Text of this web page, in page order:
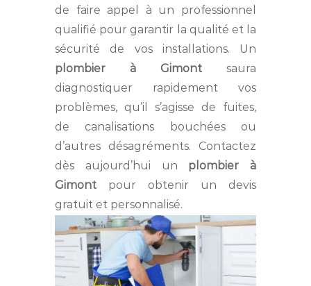
de faire appel à un professionnel
qualifié pour garantir la qualité et la
sécurité de vos installations. Un
plombier à Gimont saura
diagnostiquer rapidement vos
problèmes, qu’il s’agisse de fuites,
de canalisations bouchées ou
d’autres désagréments. Contactez
dès aujourd’hui un plombier à
Gimont pour obtenir un devis
gratuit et personnalisé.